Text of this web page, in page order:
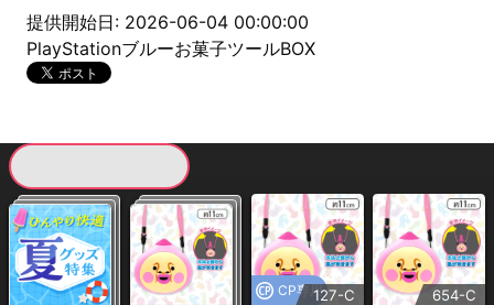
提供開始日: 2026-06-04 00:00:00
PlayStationブルーお菓子ツールBOX
CP専用127-C 654-C